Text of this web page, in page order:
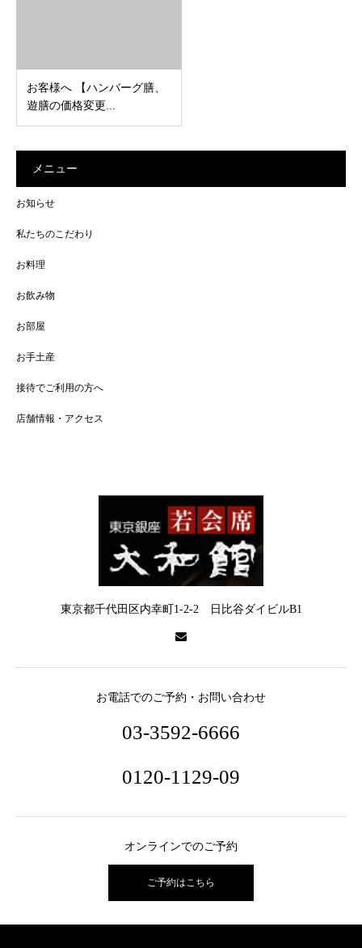
お客様へ 【ハンバーグ膳、
遊膳の価格変更...
メニュー
お知らせ
私たちのこだわり
お料理
お飲み物
お部屋
お手土産
接待でご利用の方へ
店舗情報・アクセス
東京都千代田区内幸町1-2-2 日比谷ダイビルB1
お電話でのご予約・お問い合わせ
03-3592-6666
0120-1129-09
オンラインでのご予約
ご予約はこちら